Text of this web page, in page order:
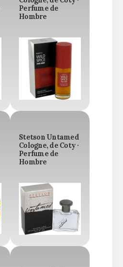
Perfume de
Hombre
Stetson Untamed
Cologne, de Coty ·
Perfume de
Hombre